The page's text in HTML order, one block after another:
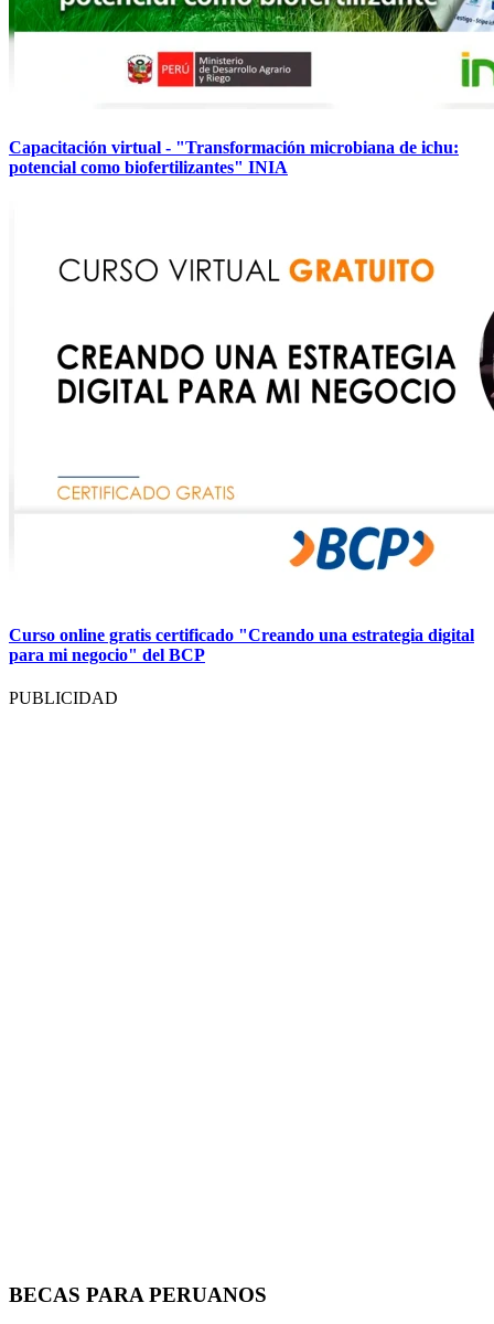
Capacitación virtual - "Transformación microbiana de ichu:
potencial como biofertilizantes" INIA
Curso online gratis certificado "Creando una estrategia digital
para mi negocio" del BCP
PUBLICIDAD
BECAS PARA PERUANOS